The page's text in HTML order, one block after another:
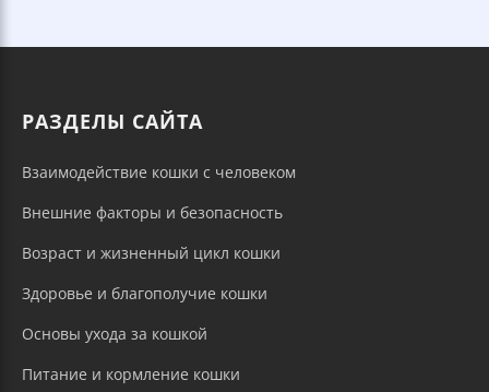
РАЗДЕЛЫ САЙТА
Взаимодействие кошки с человеком
Внешние факторы и безопасность
Возраст и жизненный цикл кошки
Здоровье и благополучие кошки
Основы ухода за кошкой
Питание и кормление кошки